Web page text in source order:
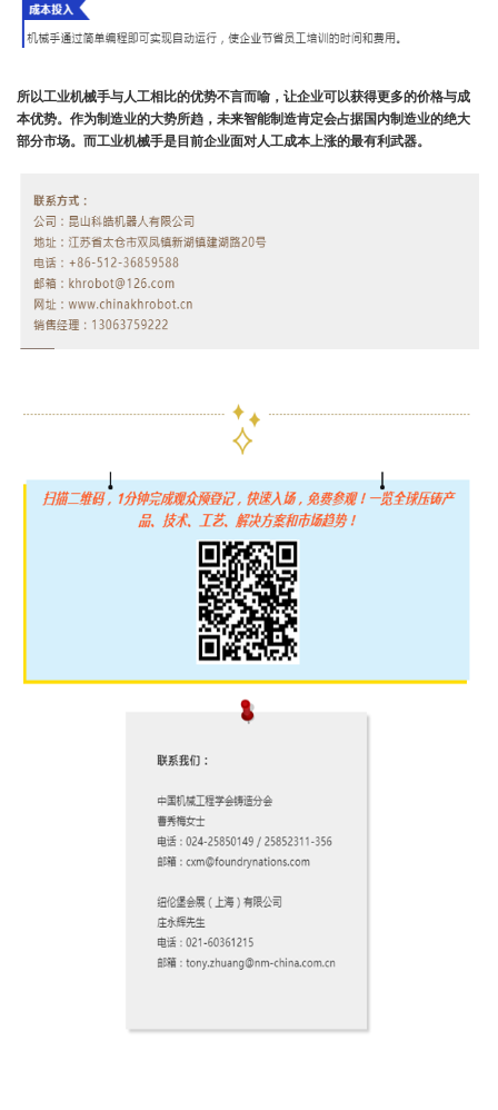
所以工业机械手与人工相比的优势不言而喻，让企业可以获得更多的价格与成
本优势。作为制造业的大势所趋，未来智能制造肯定会占据国内制造业的绝大
部分市场。而工业机械手是目前企业面对人工成本上涨的最有利武器。